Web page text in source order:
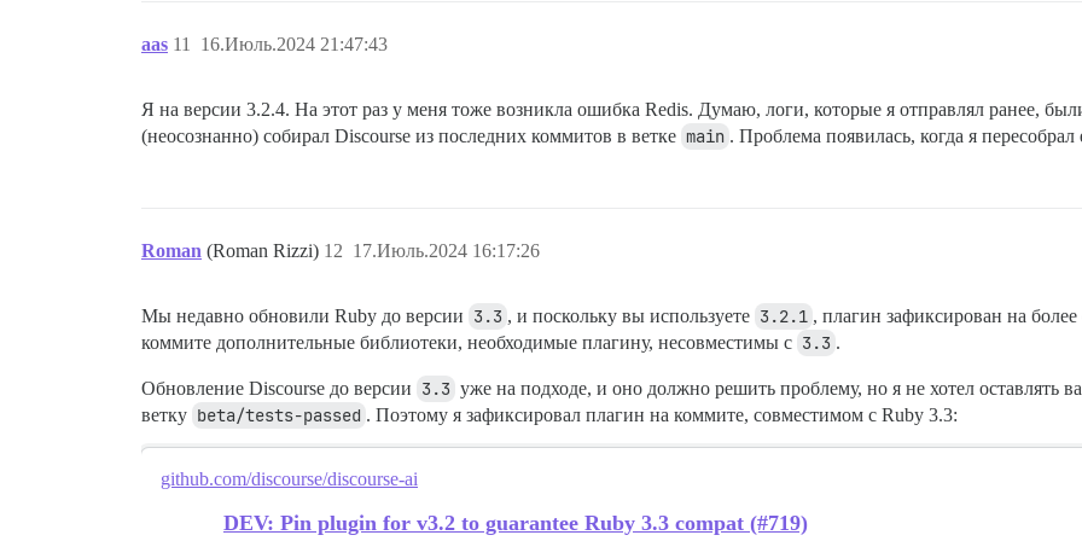
36. LoadError: cannot load such file -- tokenizers/3.3/tokenizers (LoadError)
37. /var/www/discourse/vendor/bundle/ruby/3.3.0/gems/bootsnap-1.17.1/lib/bootsnap/
39. /var/www/discourse/plugins/discourse-ai/gems/3.3.3/gems/tokenizers-0.4.2-x86_64-linux/lib/
41. /var/www/discourse/vendor/bundle/ruby/3.3.0/gems/zeitwerk-2.6.12/lib/zeitwerk/
43. /var/www/discourse/lib/plugin/instance.rb:857:in `gem'
aas 16.Июль.2024 21:47:43
11
Я на версии 3.2.4. На этот раз у меня тоже возникла ошибка Redis. Думаю, логи, которые я отправлял ранее,
(неосознанно) собирал Discourse из последних коммитов в ветке main . Проблема появилась, когда я пересобрал
Roman (Roman Rizzi) 17.Июль.2024 16:17:26
12
Мы недавно обновили Ruby до версии 3.3 , и поскольку вы используете 3.2.1 , плагин зафиксирован на
коммите дополнительные библиотеки, необходимые плагину, несовместимы с 3.3 .
Обновление Discourse до версии 3.3 уже на подходе, и оно должно решить проблему, но я не хотел оставлять
ветку beta/tests-passed . Поэтому я зафиксировал плагин на коммите, совместимом с Ruby 3.3:
github.com/discourse/discourse-ai
DEV: Pin plugin for v3.2 to guarantee Ruby 3.3 compat (#719)